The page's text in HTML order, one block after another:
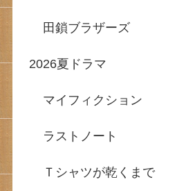
田鎖ブラザーズ
2026夏ドラマ
マイフィクション
ラストノート
Ｔシャツが乾くまで